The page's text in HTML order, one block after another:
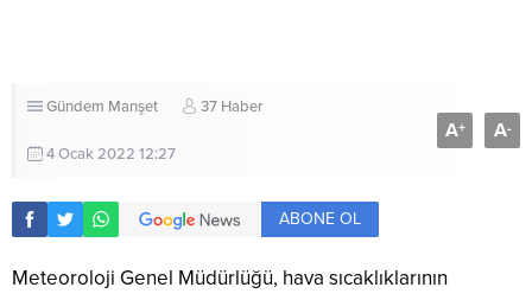
Gündem Manşet 37 Haber
4 Ocak 2022 12:27
A+ A-
ABONE OL
Meteoroloji Genel Müdürlüğü, hava sıcaklıklarının